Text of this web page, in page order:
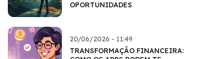
OPORTUNIDADES
20/06/2026 - 11:49
TRANSFORMAÇÃO FINANCEIRA: